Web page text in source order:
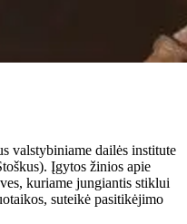
valstybiniame dailės institute
Įgytos žinios apie
kuriame jungiantis stiklui
suteikė pasitikėjimo